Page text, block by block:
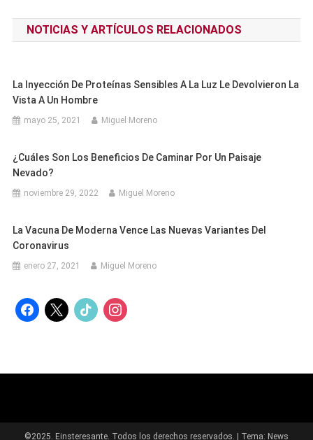
de
entradas
NOTICIAS Y ARTÍCULOS RELACIONADOS
La Inyección De Proteínas Sensibles A La Luz Le Devolvieron La
Vista A Un Hombre
mayo 25, 2021 Miguel Moreno
¿Cuáles Son Los Beneficios De Caminar Por Un Paisaje
Nevado?
noviembre 29, 2022 Miguel Moreno
La Vacuna De Moderna Vence Las Nuevas Variantes Del
Coronavirus
enero 27, 2021 Miguel Moreno
facebook
x tiktok instagram
©2025. Einsteresante. Todos los derechos reservados. Tema: News